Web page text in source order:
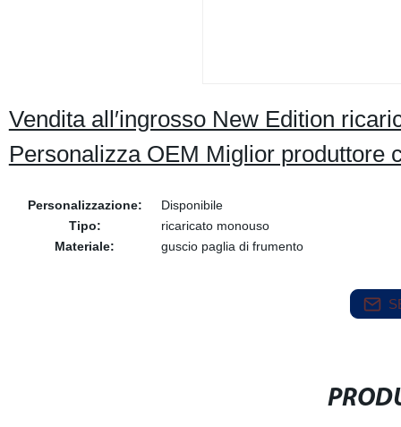
Vendita all′ingrosso New Edition
Personalizza OEM Miglior produttore
Personalizzazione:
Disponibile
Tipo:
ricaricato monouso
Materiale:
guscio paglia di frumento